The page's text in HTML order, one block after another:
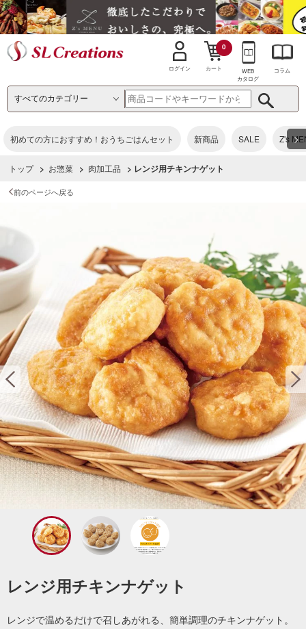
ログイン カート
0
WEB
カタログ
コラム
初めての方におすすめ！おうちごはんセット 新商品 SALE Z's >
トップ > お惣菜 > 肉加工品 > レンジ用チキンナゲット
前のページへ戻る
レンジ用チキンナゲット
レンジで温めるだけで召しあがれる、簡単調理のチキンナゲット。